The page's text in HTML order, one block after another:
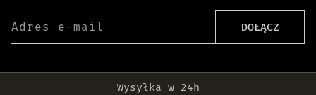
Adres e-mail DOŁĄCZ
Wysyłka w 24h